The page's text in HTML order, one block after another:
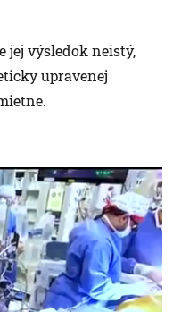
jej výsledok neistý,
upravenej